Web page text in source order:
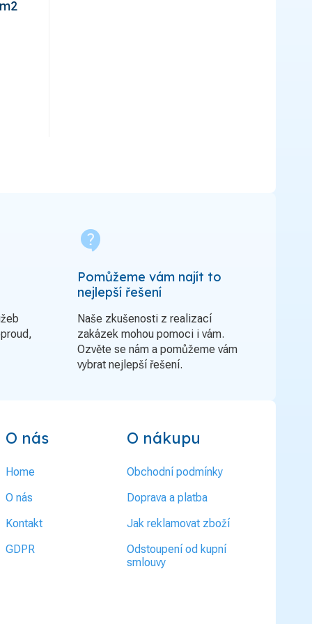
contact_support
Pomůžeme vám najít to
nejlepší řešení
Naše zkušenosti z realizací
zakázek mohou pomoci i vám.
Ozvěte se nám a pomůžeme vám
vybrat nejlepší řešení.
O nás
Home
O nás
Kontakt
GDPR
O nákupu
Obchodní podmínky
Doprava a platba
Jak reklamovat zboží
Odstoupení od kupní
smlouvy